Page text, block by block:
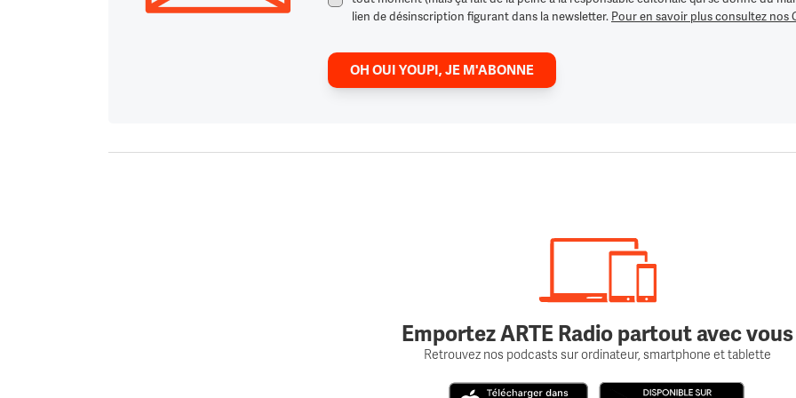
lien de désinscription figurant dans la newsletter. Pour en savoir plus consultez nos
OH OUI YOUPI, JE M'ABONNE
Emportez ARTE Radio partout avec vous
Retrouvez nos podcasts sur ordinateur, smartphone et tablette